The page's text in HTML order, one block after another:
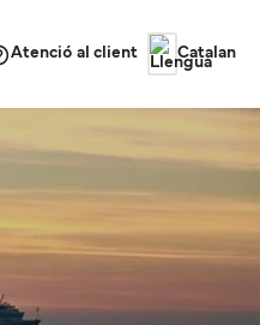
Atenció al client Catalan